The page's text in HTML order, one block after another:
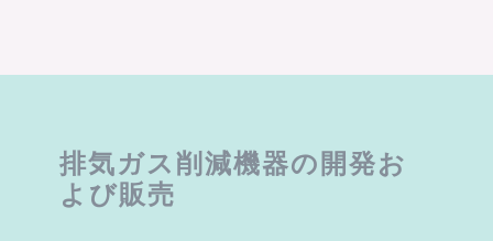
排気ガス削減機器の​開発お
よび販売